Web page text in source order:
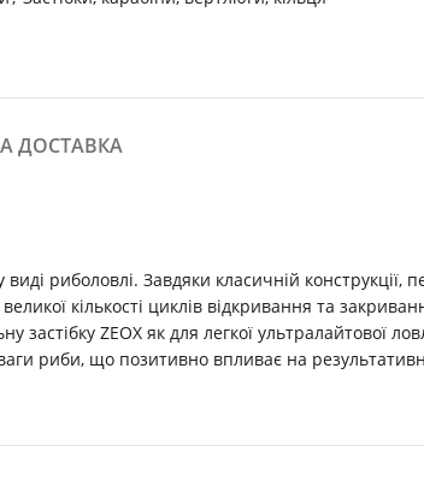
ДОСТАВКА
риболовлі. Завдяки класичній конструкції,
кількості циклів відкривання та
ZEOX як для легкої ультралайтової
риби, що позитивно впливає на